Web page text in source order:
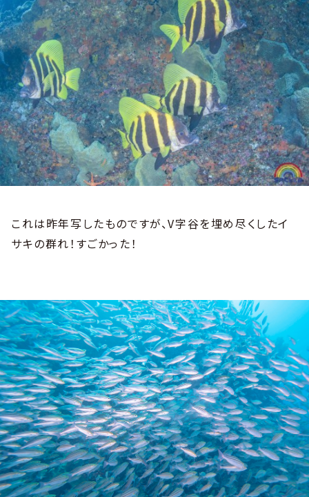
これは昨年写したものですが、V字谷を埋め尽くしたイ
サキの群れ！すごかった！